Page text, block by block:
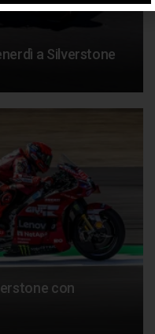
a Silverstone
con